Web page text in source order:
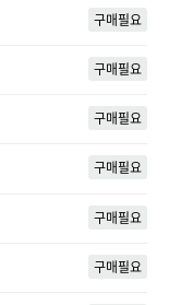
구매필요
구매필요
구매필요
구매필요
구매필요
구매필요